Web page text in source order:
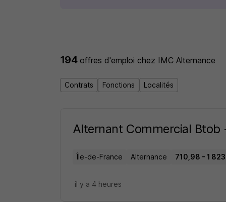
194offres d'emploichez IMC Alternance
Contrats Fonctions Localités
Alternant Commercial Btob
Île-de-France Alternance 710,98 - 1
il y a 4 heures